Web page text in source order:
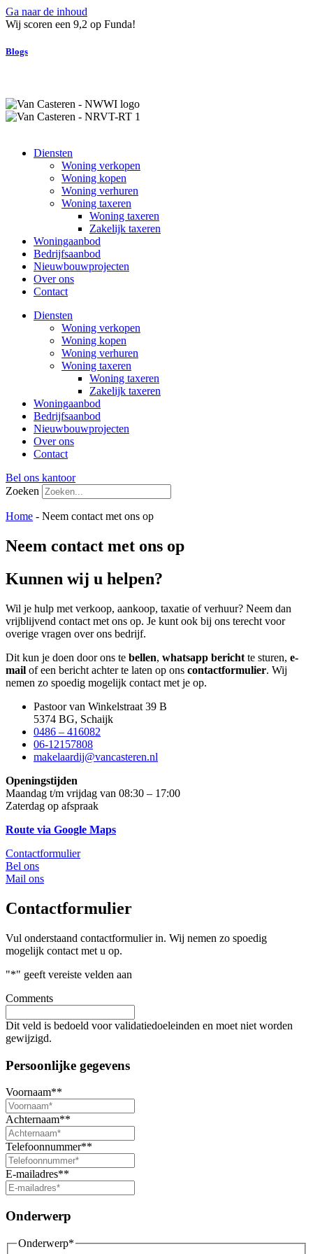
Ga naar de inhoud
Wij scoren een 9,2 op Funda!
Blogs
Diensten
Woning verkopen
Woning kopen
Woning verhuren
Woning taxeren
Woning taxeren
Zakelijk taxeren
Woningaanbod
Bedrijfsaanbod
Nieuwbouwprojecten
Over ons
Contact
Diensten
Woning verkopen
Woning kopen
Woning verhuren
Woning taxeren
Woning taxeren
Zakelijk taxeren
Woningaanbod
Bedrijfsaanbod
Nieuwbouwprojecten
Over ons
Contact
Bel ons kantoor
Zoeken
Home - Neem contact met ons op
Neem contact met ons op
Kunnen wij u helpen?
Wil je hulp met verkoop, aankoop, taxatie of verhuur? Neem dan
vrijblijvend contact met ons op. Je kunt ook bij ons terecht voor
overige vragen over ons bedrijf.
Dit kun je doen door ons te bellen, whatsapp bericht te sturen, e-
mail of een bericht achter te laten op ons contactformulier. Wij
nemen zo spoedig mogelijk contact met je op.
Pastoor van Winkelstraat 39 B
5374 BG, Schaijk
0486 – 416082
06-12157808
makelaardij@vancasteren.nl
Openingstijden
Maandag t/m vrijdag van 08:30 – 17:00
Zaterdag op afspraak
Route via Google Maps
Contactformulier
Bel ons
Mail ons
Contactformulier
Vul onderstaand contactformulier in. Wij nemen zo spoedig
mogelijk contact met u op.
"*" geeft vereiste velden aan
Comments
Dit veld is bedoeld voor validatiedoeleinden en moet niet worden
gewijzigd.
Persoonlijke gegevens
Voornaam**
Achternaam**
Telefoonnummer**
E-mailadres**
Onderwerp
Onderwerp*